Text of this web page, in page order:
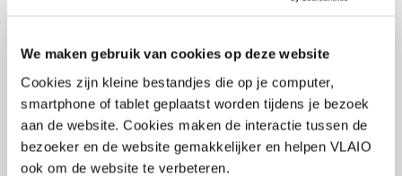
We maken gebruik van cookies op deze website
Cookies zijn kleine bestandjes die op je computer,
smartphone of tablet geplaatst worden tijdens je bezoek
aan de website. Cookies maken de interactie tussen de
bezoeker en de website gemakkelijker en helpen VLAIO
ook om de website te verbeteren.
Indicatoren
Voor deze oproep zijn specifiek volgende indicatoren van
toepassing geacht. Bij de opmaak van een projectvoorstel vragen
we om een onderbouwde en realistische raming te maken van de
bijdrage van jouw project tot deze indicatoren, waar
projectspecifiek relevant. Deze waarden worden tijdens de
uitvoering van het project gemonitord. Waar relevant kunnen ook